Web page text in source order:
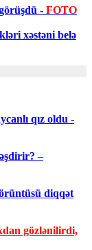
- FOTO
xəstəni belə
qız oldu -
–
diqqət
gözlənilirdi,